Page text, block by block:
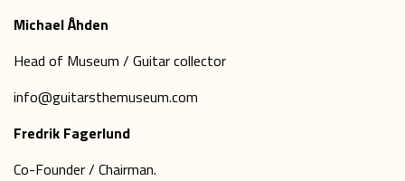
Michael Åhden
Head of Museum / Guitar collector
info@guitarsthemuseum.com
Fredrik Fagerlund
Co-Founder / Chairman.